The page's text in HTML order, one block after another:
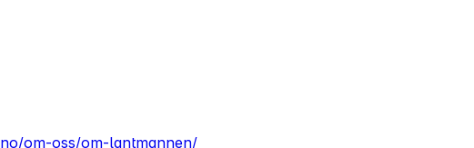
om-oss/om-lantmannen/